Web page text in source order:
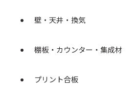
壁・天井・換気
棚板・カウンター・集成材
プリント合板